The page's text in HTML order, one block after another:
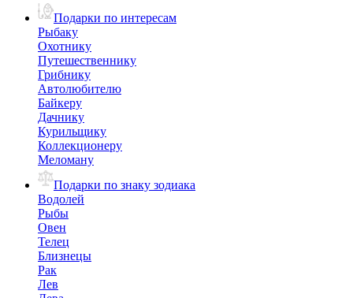
Подарки по интересам
Рыбаку
Охотнику
Путешественнику
Грибнику
Автолюбителю
Байкеру
Дачнику
Курильщику
Коллекционеру
Меломану
Подарки по знаку зодиака
Водолей
Рыбы
Овен
Телец
Близнецы
Рак
Лев